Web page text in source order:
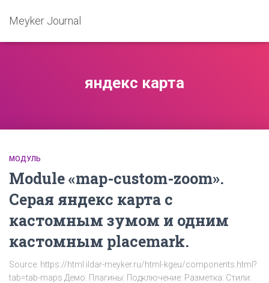
Meyker Journal
яндекс карта
МОДУЛЬ
Module «map-custom-zoom».
Серая яндекс карта с
кастомным зумом и одним
кастомным placemark.
Source: https://html.ildar-meyker.ru/html-kgeu/components.html?
tab=tab-maps Демо: Плагины: Подключение: Разметка: Стили: